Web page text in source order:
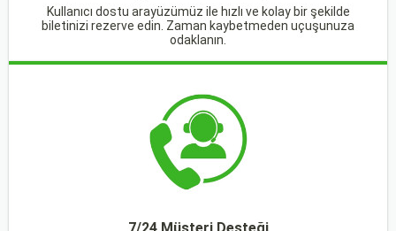
Kullanıcı dostu arayüzümüz ile hızlı ve kolay bir şekilde
biletinizi rezerve edin. Zaman kaybetmeden uçuşunuza
odaklanın.